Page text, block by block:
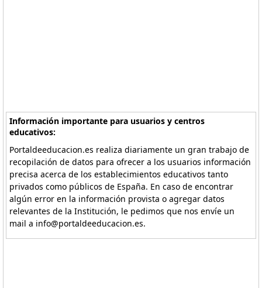
Información importante para usuarios y centros
educativos:
Portaldeeducacion.es realiza diariamente un gran trabajo de
recopilación de datos para ofrecer a los usuarios información
precisa acerca de los establecimientos educativos tanto
privados como públicos de España. En caso de encontrar
algún error en la información provista o agregar datos
relevantes de la Institución, le pedimos que nos envíe un
mail a info@portaldeeducacion.es.